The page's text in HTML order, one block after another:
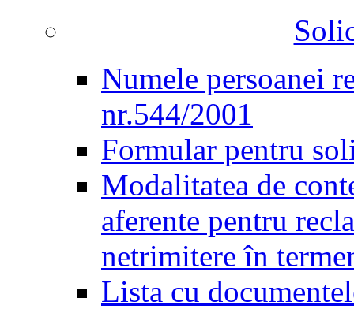
Numele persoanei
nr.544/2001
Formular pentru
Modalitatea de
aferente pentru
netrimitere în
Lista cu